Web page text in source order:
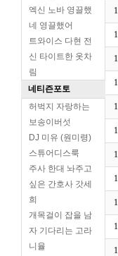
엑신 노바 영끌했
네 영끌했어
트와이스 다현 전
신 타이트한 옷차
림
네티즌포토
허벅지 자랑하는
보송이버섯
DJ 미유 (원미령)
스튜어디스룩
주사 한대 놔주고
싶은 간호사 갓세
희
개목걸이 잡을 남
자 기다리는 고라
니율